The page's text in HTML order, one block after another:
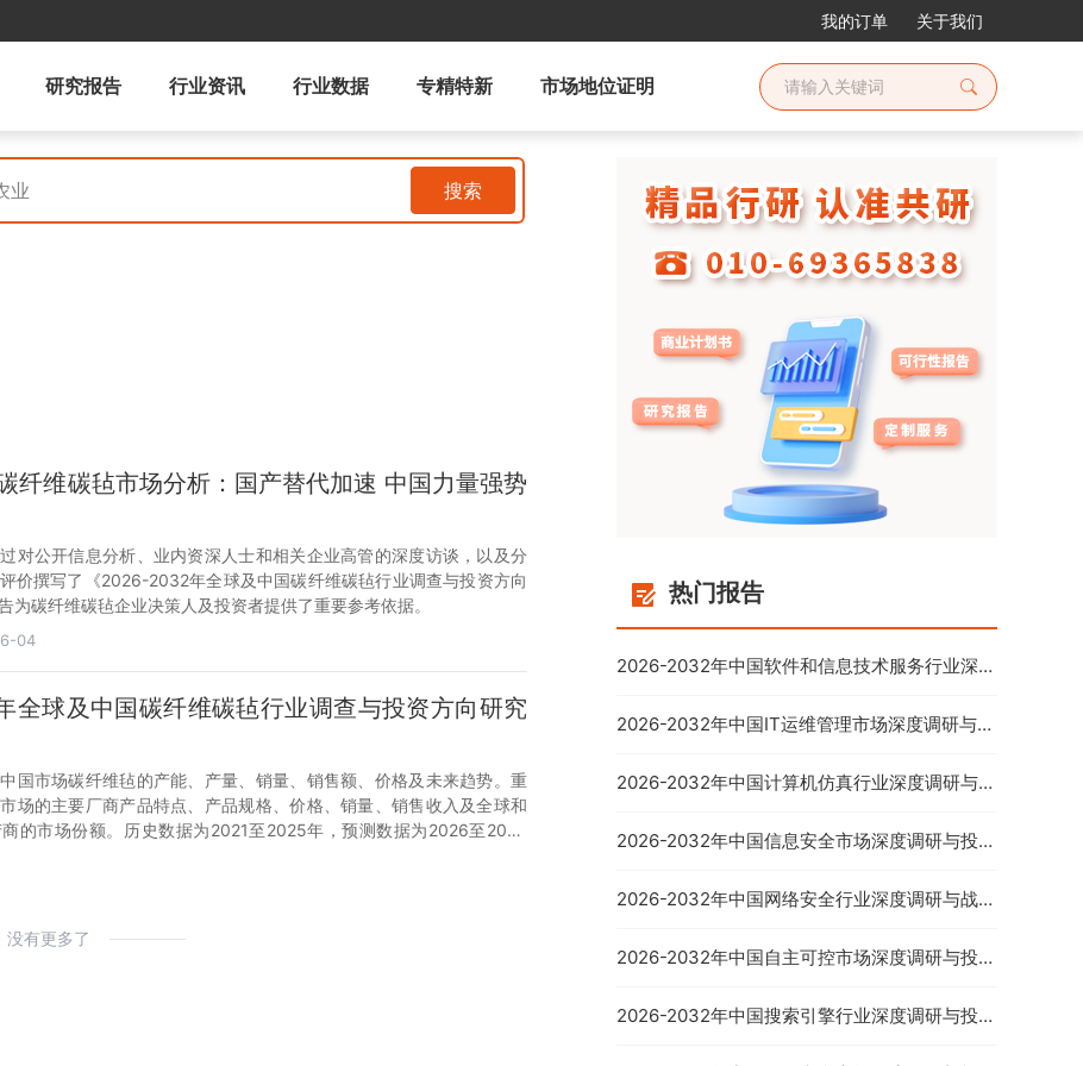
我的订单 关于我们
研究报告 行业资讯 行业数据 专精特新 市场地位证明
搜索
纤维碳毡市场分析：国产替代加速 中国力量强势
对公开信息分析、业内资深人士和相关企业高管的深度访谈，以及分
价撰写了《2026-2032年全球及中国碳纤维碳毡行业调查与投资方向
为碳纤维碳毡企业决策人及投资者提供了重要参考依据。
04
全球及中国碳纤维碳毡行业调查与投资方向研究
国市场碳纤维毡的产能、产量、销量、销售额、价格及未来趋势。重
场的主要厂商产品特点、产品规格、价格、销量、销售收入及全球和
的市场份额。历史数据为2021至2025年，预测数据为2026至2032
没有更多了
热门报告
2026-2032年中国软件和信息技术服务行业深度
2026-2032年中国IT运维管理市场深度调研与发
2026-2032年中国计算机仿真行业深度调研与投
2026-2032年中国信息安全市场深度调研与投资
2026-2032年中国网络安全行业深度调研与战略
2026-2032年中国自主可控市场深度调研与投资
2026-2032年中国搜索引擎行业深度调研与投资